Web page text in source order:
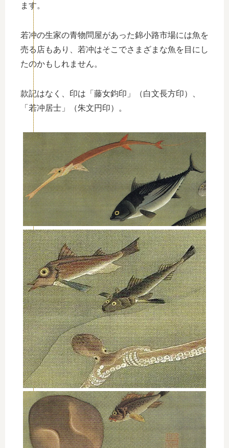
ます。
若冲の生家の青物問屋があった錦小路市場には魚を
売る店もあり、若冲はそこでさまざまな魚を目にし
たのかもしれません。
款記はなく、印は「藤女鈞印」（白文長方印）、
「若冲居士」（朱文円印）。